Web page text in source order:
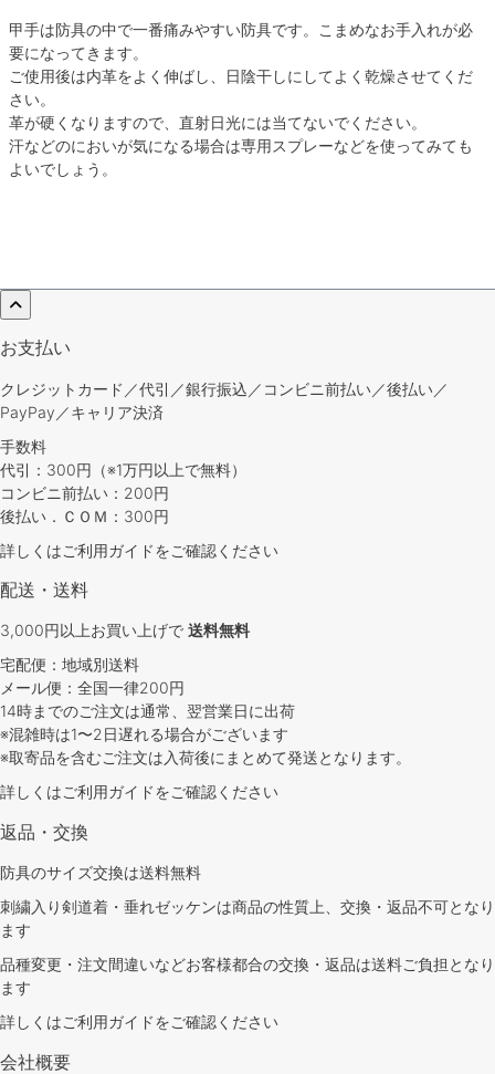
甲手は防具の中で一番痛みやすい防具です。こまめなお手入れが必
要になってきます。
ご使用後は内革をよく伸ばし、日陰干しにしてよく乾燥させてくだ
さい。
革が硬くなりますので、直射日光には当てないでください。
汗などのにおいが気になる場合は専用スプレーなどを使ってみても
よいでしょう。
お支払い
クレジットカード／代引／銀行振込／コンビニ前払い／後払い／
PayPay／キャリア決済
手数料
代引：300円（※1万円以上で無料）
コンビニ前払い：200円
後払い．ＣＯＭ：300円
詳しくはご利用ガイドをご確認ください
配送・送料
3,000円以上お買い上げで 送料無料
宅配便：地域別送料
メール便：全国一律200円
14時までのご注文は通常、翌営業日に出荷
※混雑時は1〜2日遅れる場合がございます
※取寄品を含むご注文は入荷後にまとめて発送となります。
詳しくはご利用ガイドをご確認ください
返品・交換
防具のサイズ交換は送料無料
刺繍入り剣道着・垂れゼッケンは商品の性質上、交換・返品不可となり
ます
品種変更・注文間違いなどお客様都合の交換・返品は送料ご負担となり
ます
詳しくはご利用ガイドをご確認ください
会社概要